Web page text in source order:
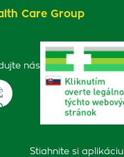
nás
Stiahnite si aplikáciu
Care Group